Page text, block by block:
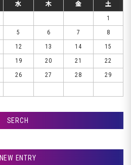
水 木 金
土
1
5 6 7
8
12 13 14
15
19 20 21
22
26 27 28
29
SERCH
NEW ENTRY